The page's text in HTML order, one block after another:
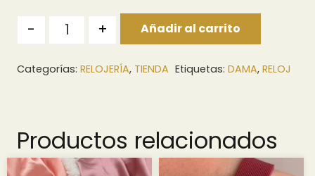
Cantidad
- + Añadir al carrito
Categorías: RELOJERÍA, TIENDA Etiquetas: DAMA, RELOJ
Productos relacionados